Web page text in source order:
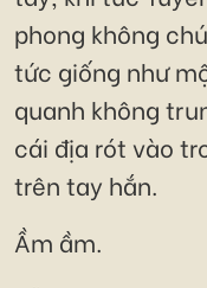
phong không
tức giống như
quanh không
cái địa rót vào
trên tay hắn.
Ầm ầm.